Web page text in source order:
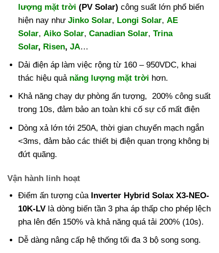
lượng mặt trời (PV Solar)công suất lớn phổ biến
hiện nay nhưJinko Solar, Longi Solar,AE
Solar,Aiko Solar,Canadian Solar,Trina
Solar, Risen,JA…
Dải điện áp làm việc rộng từ 160 – 950VDC, khai
thác hiệu quả năng lượng mặt trời hơn.
Khả năng chạy dự phòng ấn tượng, 200% công suất
trong 10s, đảm bảo an toàn khi cố sự cố mất điện
Dòng xả lớn tới 250A, thời gian chuyển mạch ngắn
<3ms, đảm bảo các thiết bị điện quan trọng không bị
đứt quãng.
Vận hành linh hoạt
Điểm ấn tượng của Inverter Hybrid Solax X3-NEO-
10K-LV là dòng biến tần 3 pha áp thấp cho phép lệch
pha lên đến 150% và khả năng quá tải 200% (10s).
Dễ dàng nâng cấp hệ thống tối đa 3 bộ song song.